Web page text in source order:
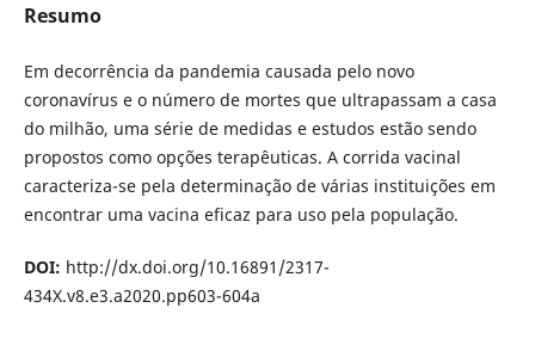
Resumo
Em decorrência da pandemia causada pelo novo
coronavírus e o número de mortes que ultrapassam a casa
do milhão, uma série de medidas e estudos estão sendo
propostos como opções terapêuticas. A corrida vacinal
caracteriza-se pela determinação de várias instituições em
encontrar uma vacina eficaz para uso pela população.
DOI: http://dx.doi.org/10.16891/2317-
434X.v8.e3.a2020.pp603-604a